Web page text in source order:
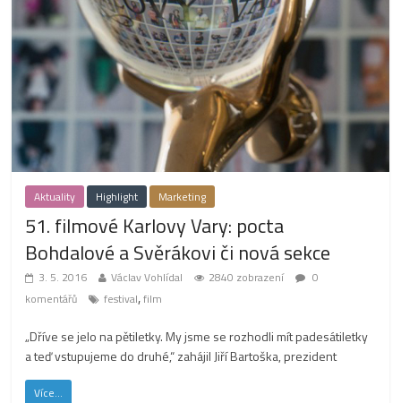
Aktuality Highlight Marketing
51. filmové Karlovy Vary: pocta
Bohdalové a Svěrákovi či nová sekce
3. 5. 2016 Václav Vohlídal 2840 zobrazení
0
komentářů
festival,film
„Dříve se jelo na pětiletky. My jsme se rozhodli mít padesátiletky
a teď vstupujeme do druhé,“ zahájil Jiří Bartoška, prezident
Více...